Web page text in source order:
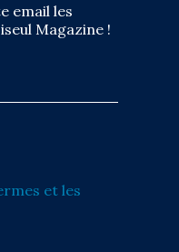
email les
Magazine !
et les